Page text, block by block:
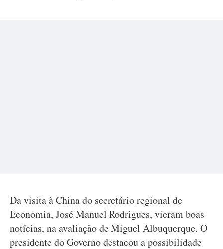
Da visita à China do secretário regional de
Economia, José Manuel Rodrigues, vieram boas
notícias, na avaliação de Miguel Albuquerque. O
presidente do Governo destacou a possibilidade